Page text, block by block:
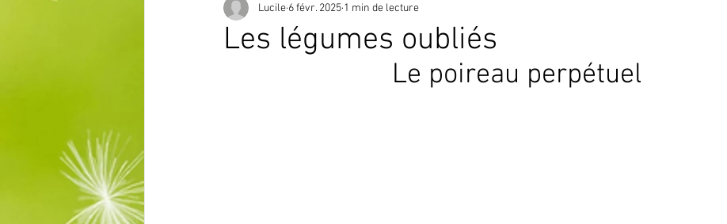
Au jardin mois après mois Trucs et astuces
Les légumes oubliés
Lucile 6 févr. 2025 1 min de lecture
Le poireau perpétuel